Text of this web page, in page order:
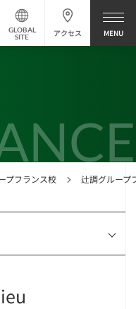
アクセス
GLOBAL
SITE
プフランス校 辻調グループ